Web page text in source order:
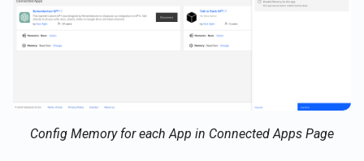
Config Memory for each App in Connected Apps Page